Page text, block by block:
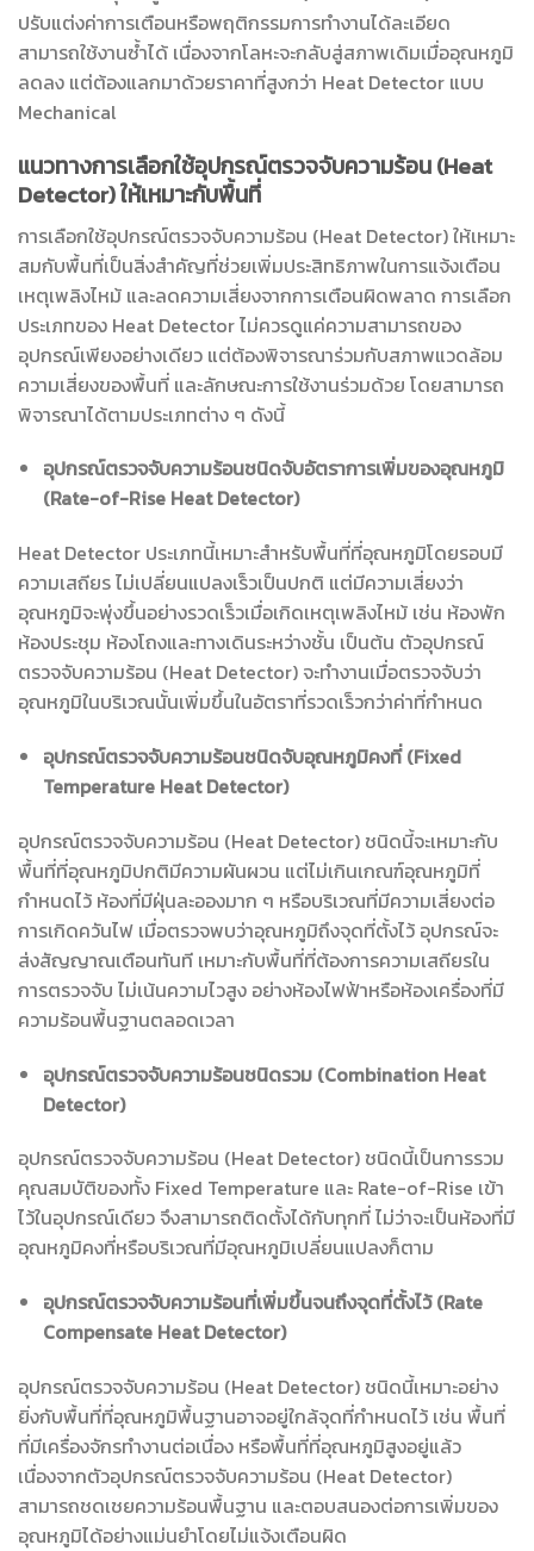
ปรับแต่งค่าการเตือนหรือพฤติกรรมการทำงานได้ละเอียด
สามารถใช้งานซ้ำได้ เนื่องจากโลหะจะกลับสู่สภาพเดิมเมื่ออุณหภูมิ
ลดลง แต่ต้องแลกมาด้วยราคาที่สูงกว่า Heat Detector แบบ
Mechanical
แนวทางการเลือกใช้อุปกรณ์ตรวจจับความร้อน (Heat
Detector) ให้เหมาะกับพื้นที่
การเลือกใช้อุปกรณ์ตรวจจับความร้อน (Heat Detector) ให้เหมาะ
สมกับพื้นที่เป็นสิ่งสำคัญที่ช่วยเพิ่มประสิทธิภาพในการแจ้งเตือน
เหตุเพลิงไหม้ และลดความเสี่ยงจากการเตือนผิดพลาด การเลือก
ประเภทของ Heat Detector ไม่ควรดูแค่ความสามารถของ
อุปกรณ์เพียงอย่างเดียว แต่ต้องพิจารณาร่วมกับสภาพแวดล้อม
ความเสี่ยงของพื้นที่ และลักษณะการใช้งานร่วมด้วย โดยสามารถ
พิจารณาได้ตามประเภทต่าง ๆ ดังนี้
อุปกรณ์ตรวจจับความร้อนชนิดจับอัตราการเพิ่มของอุณหภูมิ
(Rate-of-Rise Heat Detector)
Heat Detector ประเภทนี้เหมาะสำหรับพื้นที่ที่อุณหภูมิโดยรอบมี
ความเสถียร ไม่เปลี่ยนแปลงเร็วเป็นปกติ แต่มีความเสี่ยงว่า
อุณหภูมิจะพุ่งขึ้นอย่างรวดเร็วเมื่อเกิดเหตุเพลิงไหม้ เช่น ห้องพัก
ห้องประชุม ห้องโถงและทางเดินระหว่างชั้น เป็นต้น ตัวอุปกรณ์
ตรวจจับความร้อน (Heat Detector) จะทำงานเมื่อตรวจจับว่า
อุณหภูมิในบริเวณนั้นเพิ่มขึ้นในอัตราที่รวดเร็วกว่าค่าที่กำหนด
อุปกรณ์ตรวจจับความร้อนชนิดจับอุณหภูมิคงที่ (Fixed
Temperature Heat Detector)
อุปกรณ์ตรวจจับความร้อน (Heat Detector) ชนิดนี้จะเหมาะกับ
พื้นที่ที่อุณหภูมิปกติมีความผันผวน แต่ไม่เกินเกณฑ์อุณหภูมิที่
กำหนดไว้ ห้องที่มีฝุ่นละอองมาก ๆ หรือบริเวณที่มีความเสี่ยงต่อ
การเกิดควันไฟ เมื่อตรวจพบว่าอุณหภูมิถึงจุดที่ตั้งไว้ อุปกรณ์จะ
ส่งสัญญาณเตือนทันที เหมาะกับพื้นที่ที่ต้องการความเสถียรใน
การตรวจจับ ไม่เน้นความไวสูง อย่างห้องไฟฟ้าหรือห้องเครื่องที่มี
ความร้อนพื้นฐานตลอดเวลา
อุปกรณ์ตรวจจับความร้อนชนิดรวม (Combination Heat
Detector)
อุปกรณ์ตรวจจับความร้อน (Heat Detector) ชนิดนี้เป็นการรวม
คุณสมบัติของทั้ง Fixed Temperature และ Rate-of-Rise เข้า
ไว้ในอุปกรณ์เดียว จึงสามารถติดตั้งได้กับทุกที่ ไม่ว่าจะเป็นห้องที่มี
อุณหภูมิคงที่หรือบริเวณที่มีอุณหภูมิเปลี่ยนแปลงก็ตาม
อุปกรณ์ตรวจจับความร้อนที่เพิ่มขึ้นจนถึงจุดที่ตั้งไว้ (Rate
Compensate Heat Detector)
อุปกรณ์ตรวจจับความร้อน (Heat Detector) ชนิดนี้เหมาะอย่าง
ยิ่งกับพื้นที่ที่อุณหภูมิพื้นฐานอาจอยู่ใกล้จุดที่กำหนดไว้ เช่น พื้นที่
ที่มีเครื่องจักรทำงานต่อเนื่อง หรือพื้นที่ที่อุณหภูมิสูงอยู่แล้ว
เนื่องจากตัวอุปกรณ์ตรวจจับความร้อน (Heat Detector)
สามารถชดเชยความร้อนพื้นฐาน และตอบสนองต่อการเพิ่มของ
อุณหภูมิได้อย่างแม่นยำโดยไม่แจ้งเตือนผิด